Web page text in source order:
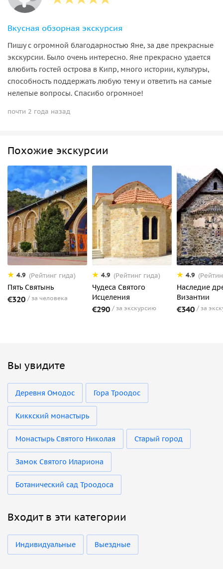
Вкусная обзорная экскурсия
Пишу с огромной благодарностью Яне, за две прекрасные
экскурсии. Было очень интересно. Яне прекрасно удается
влюбить гостей острова в Кипр, много истории, культуры,
способность поддержать любую тему и ответить на самые
нелепые вопросы. Спасибо огромное!
почти 2 года назад
Похожие экскурсии
4.9 (Рейтинг гида)
Пять Святынь
€320 за человека
4.9 (Рейтинг гида)
Чудеса Святого
Исцеления
€290 за экскурсию
4.9
Наследие
Византии
€340 за
Вы увидите
Деревня Омодос Гора Троодос
Киккский монастырь
Монастырь Святого Николая Старый город
Замок Святого Илариона
Ботанический сад Троодоса
Входит в эти категории
Индивидуальные Выездные